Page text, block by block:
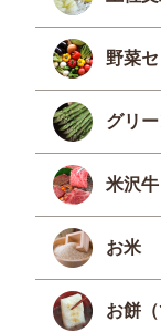
野菜セ
グリ
米沢
お米
お餅（